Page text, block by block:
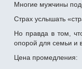
Многие мужчины
Страх услышать
Но правда в том,
опорой для семьи и
Цена промедления: